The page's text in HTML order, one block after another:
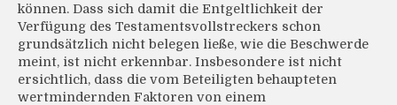
können. Dass sich damit die Entgeltlichkeit der
Verfügung des Testamentsvollstreckers schon
grundsätzlich nicht belegen ließe, wie die Beschwerde
meint, ist nicht erkennbar. Insbesondere ist nicht
ersichtlich, dass die vom Beteiligten behaupteten
wertmindernden Faktoren von einem